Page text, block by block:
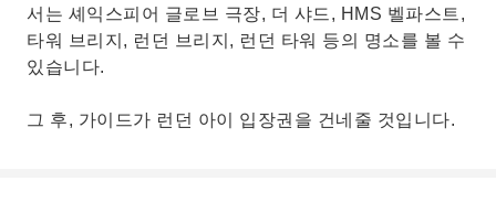
서는 셰익스피어 글로브 극장, 더 샤드, HMS 벨파스트,
타워 브리지, 런던 브리지, 런던 타워 등의 명소를 볼 수
있습니다.
그 후, 가이드가 런던 아이 입장권을 건네줄 것입니다.